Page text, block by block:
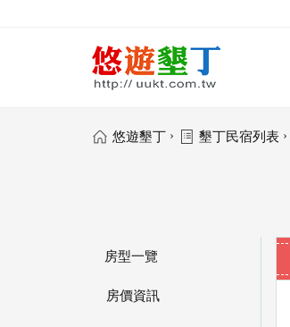
悠遊墾丁 › 墾丁民宿列表 ›
房型一覽
房價資訊